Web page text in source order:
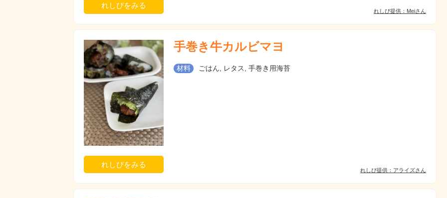
れしぴをみる
れしぴ提供：Meiさん
れしぴをみる
手巻き牛カルビマヨ
材料 ごはん, レタス, 手巻き用海苔
れしぴ提供：アライズさん